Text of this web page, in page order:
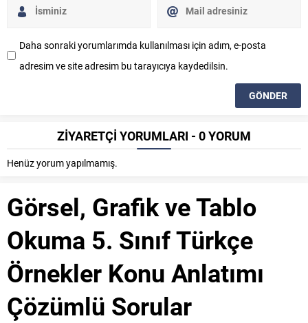
Daha sonraki yorumlarımda kullanılması için adım, e-posta
adresim ve site adresim bu tarayıcıya kaydedilsin.
ZİYARETÇİ YORUMLARI - 0 YORUM
Henüz yorum yapılmamış.
Görsel, Grafik ve Tablo
Okuma 5. Sınıf Türkçe
Örnekler Konu Anlatımı
Çözümlü Sorular